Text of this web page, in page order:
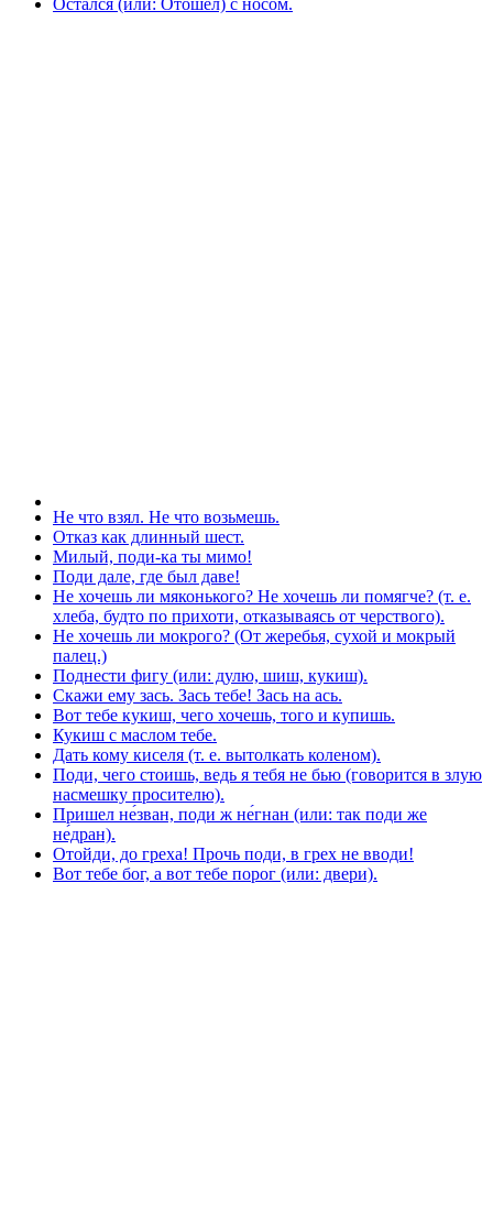
Не что взял. Не что возьмешь.
Отказ как длинный шест.
Милый, поди-ка ты мимо!
Поди дале, где был даве!
Не хочешь ли мяконького? Не хочешь ли помягче? (т. е.
хлеба, будто по прихоти, отказываясь от черствого).
Не хочешь ли мокрого? (От жеребья, сухой и мокрый
палец.)
Поднести фигу (или: дулю, шиш, кукиш).
Скажи ему зась. Зась тебе! Зась на ась.
Вот тебе кукиш, чего хочешь, того и купишь.
Кукиш с маслом тебе.
Дать кому киселя (т. е. вытолкать коленом).
Поди, чего стоишь, ведь я тебя не бью (говорится в злую
насмешку просителю).
Пришел не́зван, поди ж не́гнан (или: так поди же
не́дран).
Отойди, до греха! Прочь поди, в грех не вводи!
Вот тебе бог, а вот тебе порог (или: двери).